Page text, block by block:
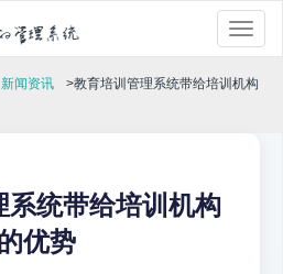
新闻资讯
>教育培训管理系统带给培训机构
系统带给培训机构
优势